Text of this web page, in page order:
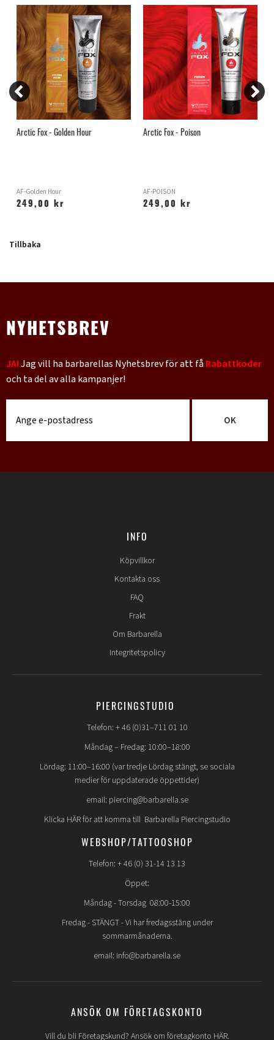
Arctic Fox - Golden Hour
AF-Golden Hour
249,00 kr
Arctic Fox - Poison
AF-POISON
249,00 kr
Tillbaka
NYHETSBREV
JA!Jag vill ha barbarellas Nyhetsbrev för att fåRabattkoder
och ta del av alla kampanjer!
OK
INFO
Köpvillkor
Kontakta oss
FAQ
Frakt
Om Barbarella
Integritetspolicy
PIERCINGSTUDIO
Telefon: + 46 (0)31–711 01 10
Måndag – Fredag: 10:00–18:00
Lördag: 11:00–16:00 (var tredje Lördag stängt, se sociala
medier för uppdaterade öppettider)
email: piercing@barbarella.se
Klicka HÄR för att komma till Barbarella Piercingstudio
WEBSHOP/TATTOOSHOP
Telefon: + 46 (0) 31-14 13 13
Öppet:
Måndag - Torsdag 08:00-15:00
Fredag - STÄNGT- Vi har fredagsstäng under
sommarmånaderna.
email: info@barbarella.se
ANSÖK OM FÖRETAGSKONTO
Vill du bli Företagskund? Ansök om företagkonto HÄR.